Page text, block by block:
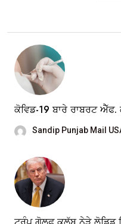
ਕੋਵਿਡ-19 ਬਾਰੇ ਰਾਬਰਟ
Sandip Punjab Mail